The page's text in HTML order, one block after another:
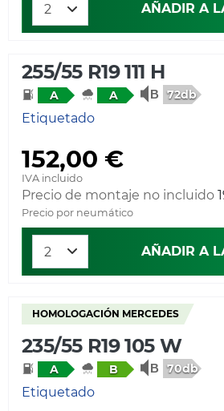
AÑADIR A
255/55 R19 111 H
A A 72db
Etiquetado
152,00 €
IVA incluido
Precio de montaje no incluido
Precio por neumático
AÑADIR A
HOMOLOGACIÓN MERCEDES
235/55 R19 105 W
A B 70db
Etiquetado